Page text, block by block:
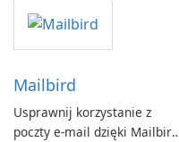
GmbH!
Mailbird
Usprawnij korzystanie z
poczty e-mail dzięki Mailbird